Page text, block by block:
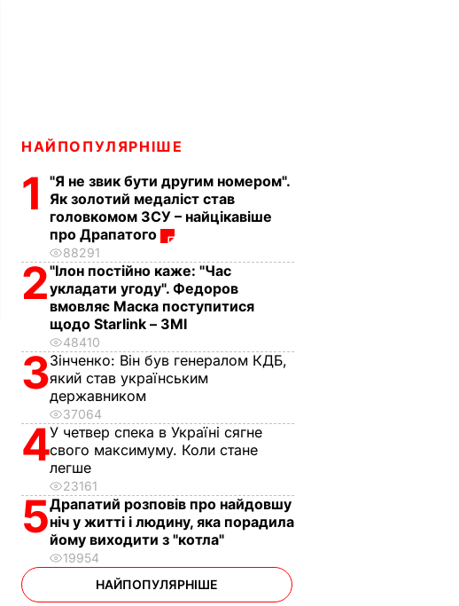
НАЙПОПУЛЯРНІШЕ
1
"Я не звик бути другим номером".
Як золотий медаліст став
головкомом ЗСУ – найцікавіше
про Драпатого
88291
2"Ілон постійно каже: "Час
укладати угоду". Федоров
вмовляє Маска поступитися
щодо Starlink – ЗМІ
48410
3Зінченко: Він був генералом КДБ,
який став українським
державником
37064
4У четвер спека в Україні сягне
свого максимуму. Коли стане
легше
23161
5Драпатий розповів про найдовшу
ніч у житті і людину, яка порадила
йому виходити з "котла"
19954
НАЙПОПУЛЯРНІШЕ